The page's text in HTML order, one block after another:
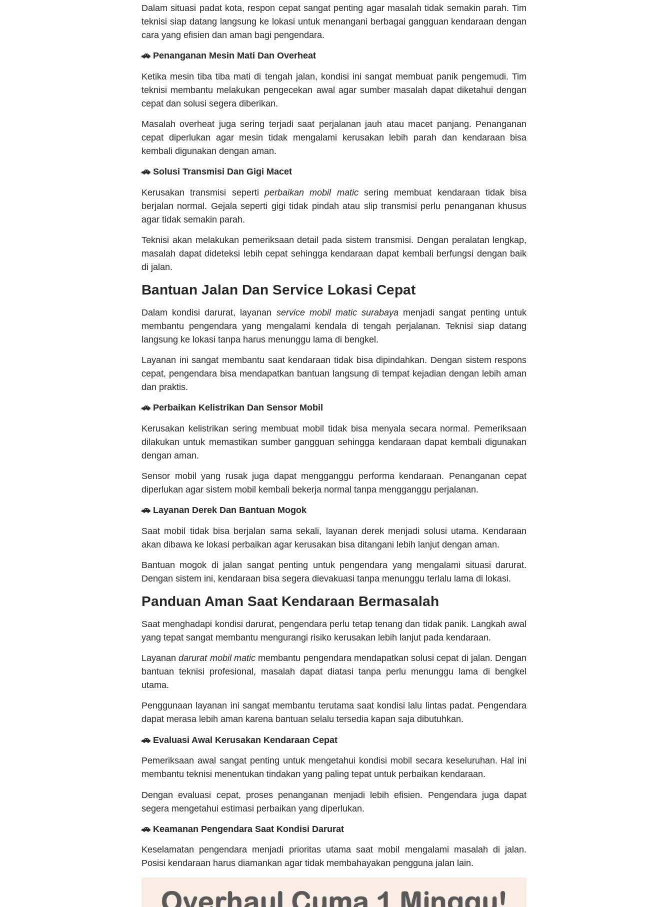
Dalam situasi padat kota, respon cepat sangat penting agar masalah tidak semakin parah. Tim
teknisi siap datang langsung ke lokasi untuk menangani berbagai gangguan kendaraan dengan
cara yang efisien dan aman bagi pengendara.
🚗 Penanganan Mesin Mati Dan Overheat
Ketika mesin tiba tiba mati di tengah jalan, kondisi ini sangat membuat panik pengemudi. Tim
teknisi membantu melakukan pengecekan awal agar sumber masalah dapat diketahui dengan
cepat dan solusi segera diberikan.
Masalah overheat juga sering terjadi saat perjalanan jauh atau macet panjang. Penanganan
cepat diperlukan agar mesin tidak mengalami kerusakan lebih parah dan kendaraan bisa
kembali digunakan dengan aman.
🚗 Solusi Transmisi Dan Gigi Macet
Kerusakan transmisi sepertiperbaikan mobil maticsering membuat kendaraan tidak bisa
berjalan normal. Gejala seperti gigi tidak pindah atau slip transmisi perlu penanganan khusus
agar tidak semakin parah.
Teknisi akan melakukan pemeriksaan detail pada sistem transmisi. Dengan peralatan lengkap,
masalah dapat dideteksi lebih cepat sehingga kendaraan dapat kembali berfungsi dengan baik
di jalan.
Bantuan Jalan Dan Service Lokasi Cepat
Dalam kondisi darurat, layanan service mobil matic surabaya menjadi sangat penting untuk
membantu pengendara yang mengalami kendala di tengah perjalanan. Teknisi siap datang
langsung ke lokasi tanpa harus menunggu lama di bengkel.
Layanan ini sangat membantu saat kendaraan tidak bisa dipindahkan. Dengan sistem respons
cepat, pengendara bisa mendapatkan bantuan langsung di tempat kejadian dengan lebih aman
dan praktis.
🚗 Perbaikan Kelistrikan Dan Sensor Mobil
Kerusakan kelistrikan sering membuat mobil tidak bisa menyala secara normal. Pemeriksaan
dilakukan untuk memastikan sumber gangguan sehingga kendaraan dapat kembali digunakan
dengan aman.
Sensor mobil yang rusak juga dapat mengganggu performa kendaraan. Penanganan cepat
diperlukan agar sistem mobil kembali bekerja normal tanpa mengganggu perjalanan.
🚗 Layanan Derek Dan Bantuan Mogok
Saat mobil tidak bisa berjalan sama sekali, layanan derek menjadi solusi utama. Kendaraan
akan dibawa ke lokasi perbaikan agar kerusakan bisa ditangani lebih lanjut dengan aman.
Bantuan mogok di jalan sangat penting untuk pengendara yang mengalami situasi darurat.
Dengan sistem ini, kendaraan bisa segera dievakuasi tanpa menunggu terlalu lama di lokasi.
Panduan Aman Saat Kendaraan Bermasalah
Saat menghadapi kondisi darurat, pengendara perlu tetap tenang dan tidak panik. Langkah awal
yang tepat sangat membantu mengurangi risiko kerusakan lebih lanjut pada kendaraan.
Layanandarurat mobil maticmembantu pengendara mendapatkan solusi cepat di jalan. Dengan
bantuan teknisi profesional, masalah dapat diatasi tanpa perlu menunggu lama di bengkel
utama.
Penggunaan layanan ini sangat membantu terutama saat kondisi lalu lintas padat. Pengendara
dapat merasa lebih aman karena bantuan selalu tersedia kapan saja dibutuhkan.
🚗 Evaluasi Awal Kerusakan Kendaraan Cepat
Pemeriksaan awal sangat penting untuk mengetahui kondisi mobil secara keseluruhan. Hal ini
membantu teknisi menentukan tindakan yang paling tepat untuk perbaikan kendaraan.
Dengan evaluasi cepat, proses penanganan menjadi lebih efisien. Pengendara juga dapat
segera mengetahui estimasi perbaikan yang diperlukan.
🚗 Keamanan Pengendara Saat Kondisi Darurat
Keselamatan pengendara menjadi prioritas utama saat mobil mengalami masalah di jalan.
Posisi kendaraan harus diamankan agar tidak membahayakan pengguna jalan lain.